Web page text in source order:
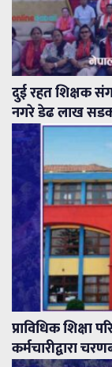
दुई रहत शिक्षक
नगरे डेढ लाख
प्राविधिक शिक्षा
कर्मचारीद्वारा